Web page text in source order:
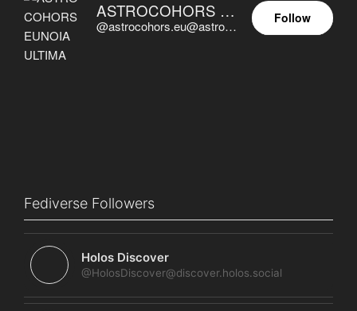
ASTROCOHORS EUNOIA ULTIMA
@astrocohors.eu@astrocohors.eu
Follow
Fediverse Followers
Holos Discover
@HolosDiscover@discover.holos.social